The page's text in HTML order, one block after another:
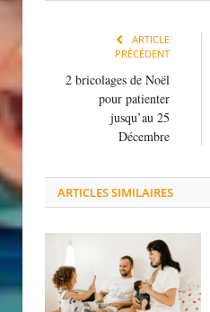
ARTICLE
PRÉCÉDENT
2 bricolages de Noël
pour patienter
jusqu’au 25
Décembre
ARTICLES SIMILAIRES